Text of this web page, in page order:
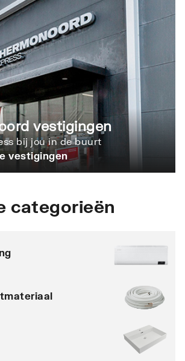
vestigingen
bij jou in de buurt
vestigingen
categorieën